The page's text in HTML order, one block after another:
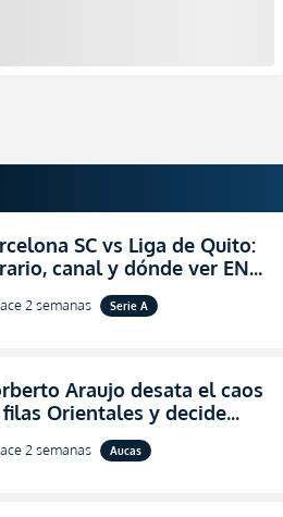
SC vs Liga de Quito:
canal y dónde ver EN
la Fecha 22 de la LigaPro
2 semanas Serie A
Araujo desata el caos
Orientales y decide
la dirección técnica
2 semanas Aucas